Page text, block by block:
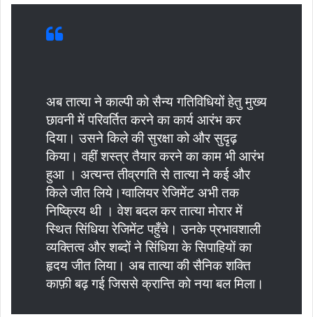
अब तात्या ने काल्पी को सैन्य गतिविधियों हेतु मुख्य
छावनी में परिवर्तित करने का कार्य आरंभ कर
दिया। उसने किले की सुरक्षा को और सुदृढ़
किया। वहीं शस्त्र तैयार करने का काम भी आरंभ
हुआ । अत्यन्त तीव्रगति से तात्या ने कई और
किले जीत लिये।ग्वालियर रेजिमेंट अभी तक
निष्क्रिय थी । वेश बदल कर तात्या मोरार में
स्थित सिंधिया रेजिमेंट पहुँचे। उनके प्रभावशाली
व्यक्तित्व और शब्दों ने सिंधिया के सिपाहियों का
हृदय जीत लिया। अब तात्या की सैनिक शक्ति
काफ़ी बढ़ गई जिससे क्रान्ति को नया बल मिला।